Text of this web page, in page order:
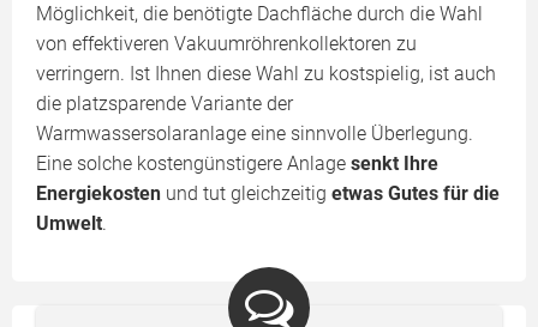
Möglichkeit, die benötigte Dachfläche durch die Wahl
von effektiveren Vakuumröhrenkollektoren zu
verringern. Ist Ihnen diese Wahl zu kostspielig, ist auch
die platzsparende Variante der
Warmwassersolaranlage eine sinnvolle Überlegung.
Eine solche kostengünstigere Anlage senkt Ihre
Energiekosten und tut gleichzeitig etwas Gutes für die
Umwelt.